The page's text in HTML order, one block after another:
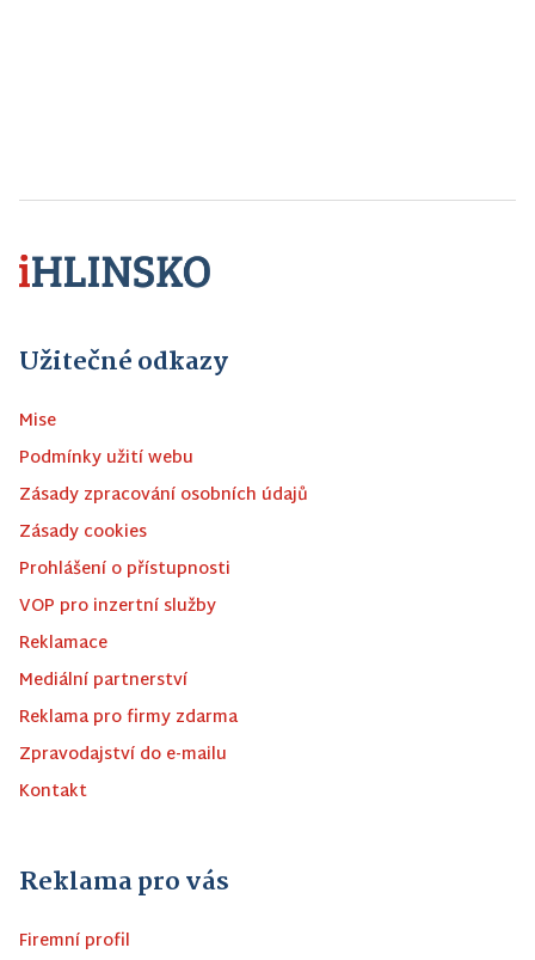
Užitečné odkazy
Mise
Podmínky užití webu
Zásady zpracování osobních údajů
Zásady cookies
Prohlášení o přístupnosti
VOP pro inzertní služby
Reklamace
Mediální partnerství
Reklama pro firmy zdarma
Zpravodajství do e-mailu
Kontakt
Reklama pro vás
Firemní profil